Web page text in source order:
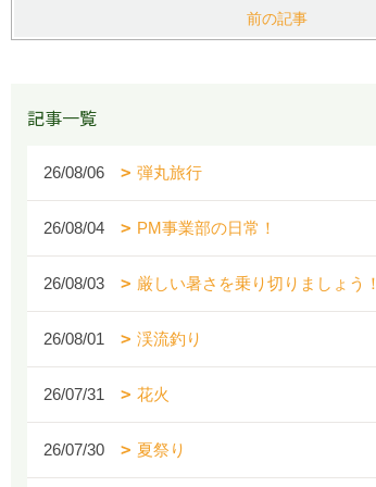
前の記事
記事一覧
26/08/06 弾丸旅行
26/08/04 PM事業部の日常！
26/08/03 厳しい暑さを乗り切りましょう！
26/08/01 渓流釣り
26/07/31 花火
26/07/30 夏祭り